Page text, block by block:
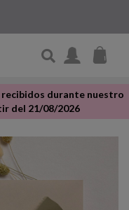
recibidos durante nuestro
del 21/08/2026